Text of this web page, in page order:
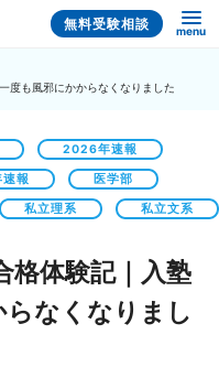
無料受験相談 menu
度も風邪にかからなくなりました
2026年速報
報 医学部
私立理系 私立文系
格体験記｜入塾
らなくなりまし